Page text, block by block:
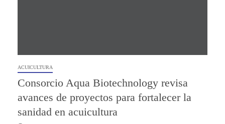
ACUICULTURA
Consorcio Aqua Biotechnology revisa
avances de proyectos para fortalecer la
sanidad en acuicultura